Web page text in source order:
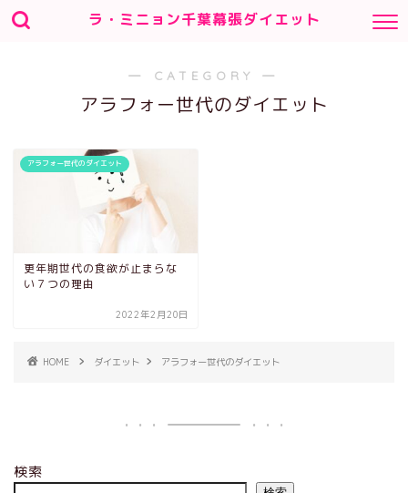
ラ・ミニョン千葉幕張ダイエット
― CATEGORY ―
アラフォー世代のダイエット
アラフォー世代のダイエット
更年期世代の食欲が止まらな
い７つの理由
2022年2月20日
HOME ダイエット アラフォー世代のダイエット
検索